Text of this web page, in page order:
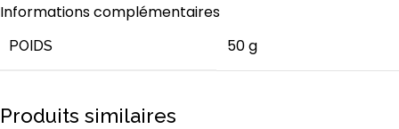
Informations complémentaires
POIDS 50 g
Produits similaires